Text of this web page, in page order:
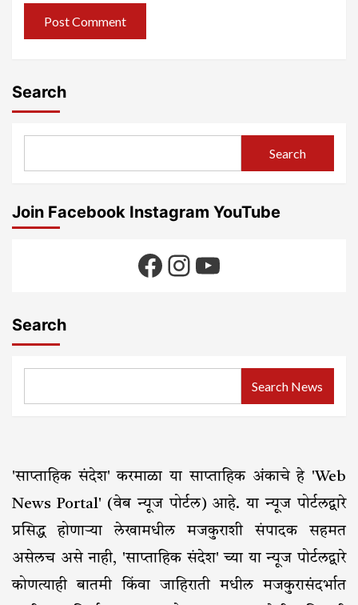
Search
Search
Join Facebook Instagram YouTube
Facebook
Instagram
YouTube
Search
Search News
'साप्ताहिक संदेश' करमाळा या साप्ताहिक अंकाचे हे 'Web
News Portal' (वेब न्यूज पोर्टल) आहे. या न्यूज पोर्टलद्वारे
प्रसिद्ध होणाऱ्या लेखामधील मजकुराशी संपादक सहमत
असेलच असे नाही, 'साप्ताहिक संदेश' च्या या न्यूज पोर्टलद्वारे
कोणत्याही बातमी किंवा जाहिराती मधील मजकुरासंदर्भात